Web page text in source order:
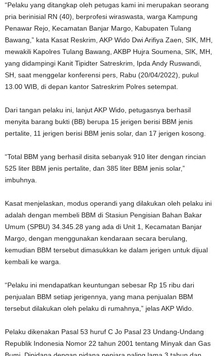
“Pelaku yang ditangkap oleh petugas kami ini merupakan seorang
pria berinisial RN (40), berprofesi wiraswasta, warga Kampung
Penawar Rejo, Kecamatan Banjar Margo, Kabupaten Tulang
Bawang,” kata Kasat Reskrim, AKP Wido Dwi Arifiya Zaen, SIK, MH,
mewakili Kapolres Tulang Bawang, AKBP Hujra Soumena, SIK, MH,
yang didampingi Kanit Tipidter Satreskrim, Ipda Andy Ruswandi,
SH, saat menggelar konferensi pers, Rabu (20/04/2022), pukul
13.00 WIB, di depan kantor Satreskrim Polres setempat.
Dari tangan pelaku ini, lanjut AKP Wido, petugasnya berhasil
menyita barang bukti (BB) berupa 15 jerigen berisi BBM jenis
pertalite, 11 jerigen berisi BBM jenis solar, dan 17 jerigen kosong.
“Total BBM yang berhasil disita sebanyak 910 liter dengan rincian
525 liter BBM jenis pertalite, dan 385 liter BBM jenis solar,”
imbuhnya.
Kasat menjelaskan, modus operandi yang dilakukan oleh pelaku ini
adalah dengan membeli BBM di Stasiun Pengisian Bahan Bakar
Umum (SPBU) 34.345.28 yang ada di Unit 1, Kecamatan Banjar
Margo, dengan menggunakan kendaraan secara berulang,
kemudian BBM tersebut dimasukkan ke dalam jerigen untuk dijual
kembali ke warga.
“Pelaku ini mendapatkan keuntungan sebesar Rp 15 ribu dari
penjualan BBM setiap jerigennya, yang mana penjualan BBM
tersebut dilakukan oleh pelaku di rumahnya,” jelas AKP Wido.
Pelaku dikenakan Pasal 53 huruf C Jo Pasal 23 Undang-Undang
Republik Indonesia Nomor 22 tahun 2001 tentang Minyak dan Gas